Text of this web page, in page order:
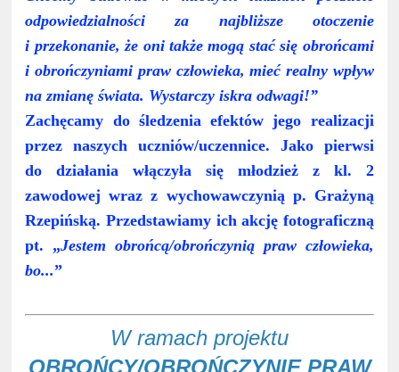
odpowiedzialności za najbliższe otoczenie
i przekonanie, że oni także mogą stać się obrońcami
i obrończyniami praw człowieka, mieć realny wpływ
na zmianę świata. Wystarczy iskra odwagi!”
Zachęcamy do śledzenia efektów jego realizacji
przez naszych uczniów/uczennice. Jako pierwsi
do działania włączyła się młodzież z kl. 2
zawodowej wraz z wychowawczynią p. Grażyną
Rzepińską. Przedstawiamy ich akcję fotograficzną
pt. „Jestem obrońcą/obrończynią praw człowieka,
bo...”
W ramach projektu
OBROŃCY/OBROŃCZYNIE PRAW